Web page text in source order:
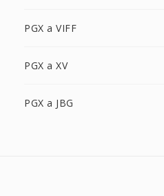
PGX a VIFF
PGX a XV
PGX a JBG